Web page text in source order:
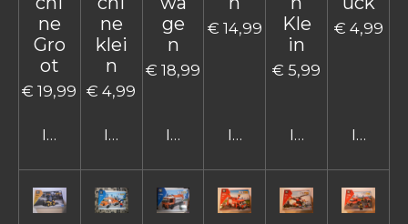
ne
Gro
ot
€ 19,99
In winkelwagen
ne
klei
n
€ 4,99
In winkelwagen
ge
n
€ 18,99
In winkelwagen
€ 14,99
In winkelwagen
Kle
in
€ 5,99
In
€ 4,99
In